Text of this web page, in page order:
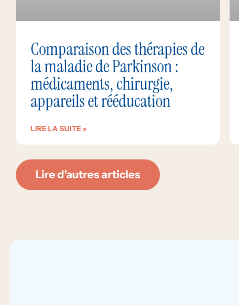
Comparaison des thérapies de
la maladie de Parkinson :
médicaments, chirurgie,
appareils et rééducation
LIRE LA SUITE »
Lire d'autres articles